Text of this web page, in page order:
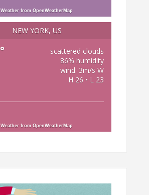
Weather from OpenWeatherMap
NEW YORK, US
°
scattered clouds
86% humidity
wind: 3m/s W
H 26 • L 23
Weather from OpenWeatherMap